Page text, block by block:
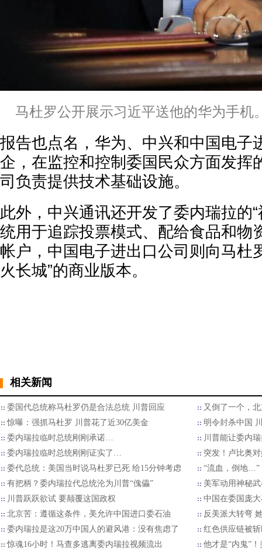
马杜罗公开展示习近平送他的华为手机
报告也点名，华为、中兴和中国电子
企，在监控和控制委国民众方面发挥
司负责提供技术基础设施。
此外，中兴通讯还开发了委内瑞拉的
统用于追踪投票模式、配给食品和物
帐户，中国电子进出口公司则向马杜
火长城”的商业版本。
相关新闻
委国代总统称马杜罗仍是合法总统 川普回应
又倒了一个，
惊曝：强抓马杜罗 川普花了近30亿美金
明令封杀中国
委内瑞拉临时总统刚刚承诺…
川普能让委内
委内瑞拉临时总统刚刚证实了…
突发！卢比奥
委代总统：美国当时说马杜罗已死 给15分钟考虑
“流血，倒地…”
有把柄？委内瑞拉代总统沦为川普“傀儡”
美军动用神秘
川普跃跃欲试 要颠覆这国政权
中国在委国庞
北京苦：遵循这条件，美允许中国进口委石油
反美派大转弯
委内瑞拉是这20万中国人的避风港：没有焦虑了
红色供应链被
惊魂16小时！马查多逃离委内瑞拉视频流出
他才是“内鬼”